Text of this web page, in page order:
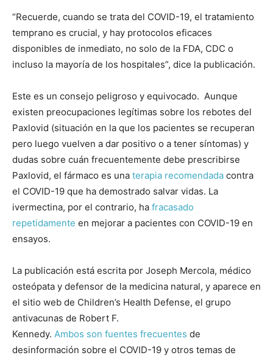
“Recuerde, cuando se trata del COVID-19, el tratamiento
temprano es crucial, y hay protocolos eficaces
disponibles de inmediato, no solo de la FDA, CDC o
incluso la mayoría de los hospitales”, dice la publicación.
Este es un consejo peligroso y equivocado. Aunque
existen preocupaciones legítimas sobre los rebotes del
Paxlovid (situación en la que los pacientes se recuperan
pero luego vuelven a dar positivo o a tener síntomas) y
dudas sobre cuán frecuentemente debe prescribirse
Paxlovid, el fármaco es una terapia recomendada contra
el COVID-19 que ha demostrado salvar vidas. La
ivermectina, por el contrario, ha fracasado
repetidamente en mejorar a pacientes con COVID-19 en
ensayos.
La publicación está escrita por Joseph Mercola, médico
osteópata y defensor de la medicina natural, y aparece en
el sitio web de Children’s Health Defense, el grupo
antivacunas de Robert F.
Kennedy. Ambos son fuentes frecuentes de
desinformación sobre el COVID-19 y otros temas de